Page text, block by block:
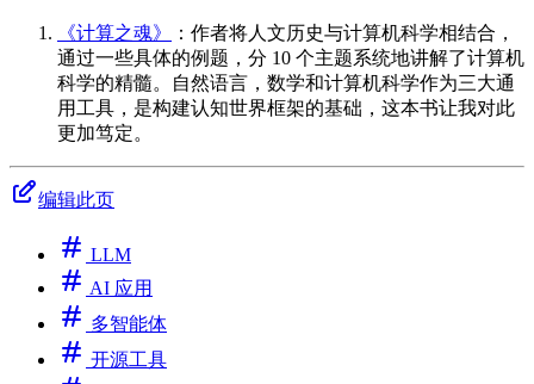
《计算之魂》
：作者将人文历史与计算机科学相结合，
通过一些具体的例题，分 10 个主题系统地讲解了计算机
科学的精髓。自然语言，数学和计算机科学作为三大通
用工具，是构建认知世界框架的基础，这本书让我对此
更加笃定。
编辑此页
LLM
AI 应用
多智能体
开源工具